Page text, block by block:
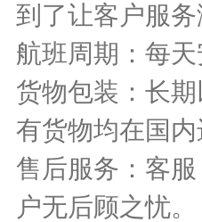
到了让客户服
航班周期：每
货物包装：长
有货物均在国
售后服务：客
户无后顾之忧。